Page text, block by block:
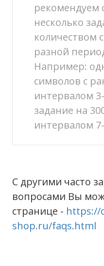
рекомендуем
несколько
количеством
разной
Например:
символов с
интервалом
задание на
интервалом
С другими часто
вопросами Вы
странице - https://
shop.ru/faqs.html